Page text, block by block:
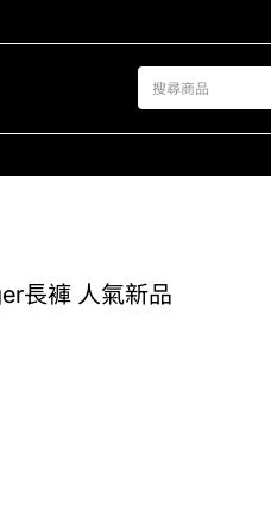
長褲 人氣新品